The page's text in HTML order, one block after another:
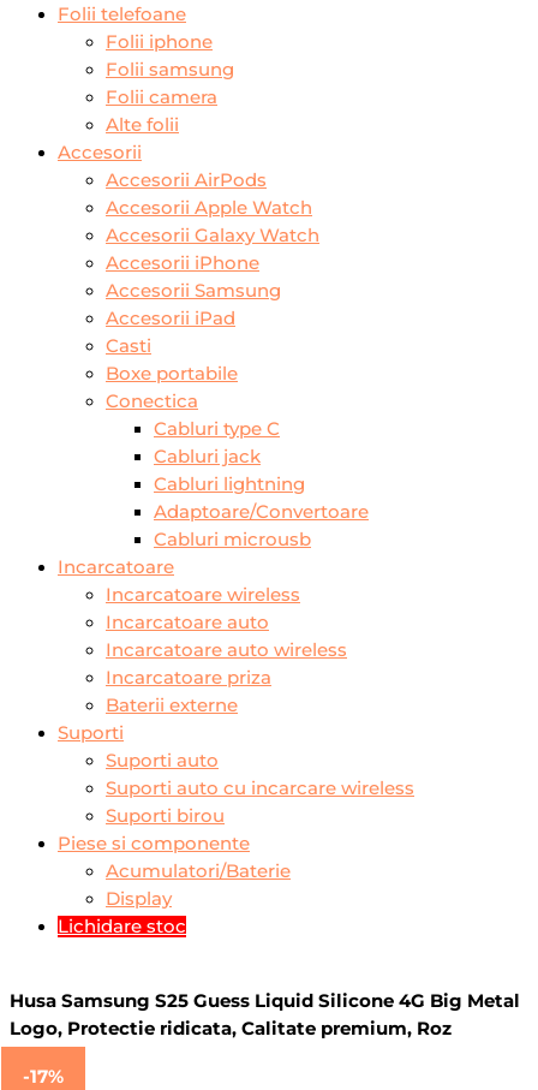
Folii telefoane
Folii iphone
Folii samsung
Folii camera
Alte folii
Accesorii
Accesorii AirPods
Accesorii Apple Watch
Accesorii Galaxy Watch
Accesorii iPhone
Accesorii Samsung
Accesorii iPad
Casti
Boxe portabile
Conectica
Cabluri type C
Cabluri jack
Cabluri lightning
Adaptoare/Convertoare
Cabluri microusb
Incarcatoare
Incarcatoare wireless
Incarcatoare auto
Incarcatoare auto wireless
Incarcatoare priza
Baterii externe
Suporti
Suporti auto
Suporti auto cu incarcare wireless
Suporti birou
Piese si componente
Acumulatori/Baterie
Display
Lichidare stoc
Husa Samsung S25 Guess Liquid Silicone 4G Big Metal
Logo, Protectie ridicata, Calitate premium, Roz
-17%